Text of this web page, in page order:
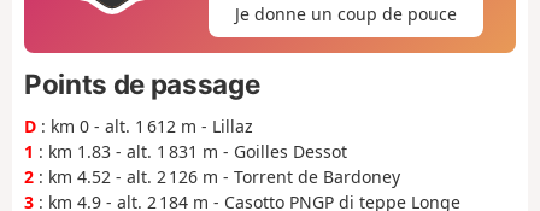
Je donne un coup de pouce
Points de passage
D : km 0 - alt. 1 612 m - Lillaz
1 : km 1.83 - alt. 1 831 m - Goilles Dessot
2 : km 4.52 - alt. 2 126 m - Torrent de Bardoney
3 : km 4.9 - alt. 2 184 m - Casotto PNGP di teppe Longe